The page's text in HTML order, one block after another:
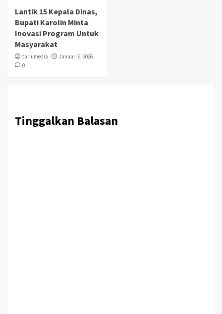
Lantik 15 Kepala Dinas,
Bupati Karolin Minta
Inovasi Program Untuk
Masyarakat
tariumedia
Januari 6, 2026
0
Tinggalkan Balasan